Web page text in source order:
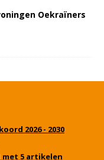
Oekraïners
2026 - 2030
met 5 artikelen